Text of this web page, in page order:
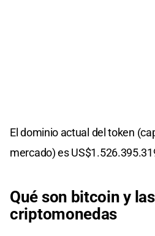
El dominio actual del token
mercado) es
Qué son bitcoin y las
criptomonedas